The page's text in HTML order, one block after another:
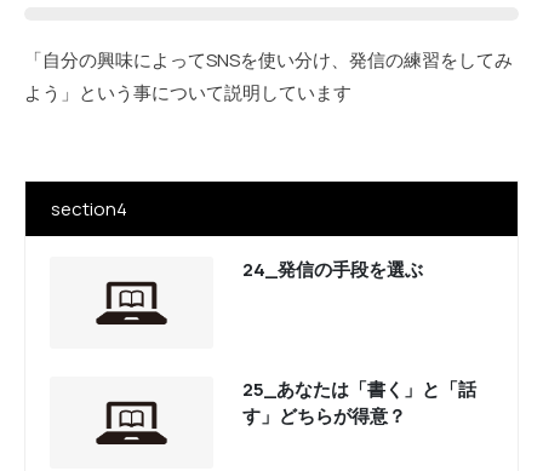
「自分の興味によってSNSを使い分け、発信の練習をしてみ
よう」という事について説明しています
section4
24_発信の手段を選ぶ
25_あなたは「書く」と「話
す」どちらが得意？